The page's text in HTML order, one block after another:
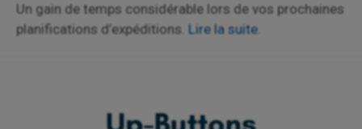
Un gain de temps considérable lors de vos prochaines
planifications d’expéditions. Lire la suite.